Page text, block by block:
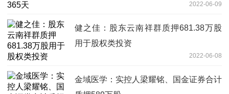
2022-06-09
健之佳：股东云南祥群质押681.38万股
用于股权类投资
2022-06-08
金域医学：实控人梁耀铭、国金证券合计